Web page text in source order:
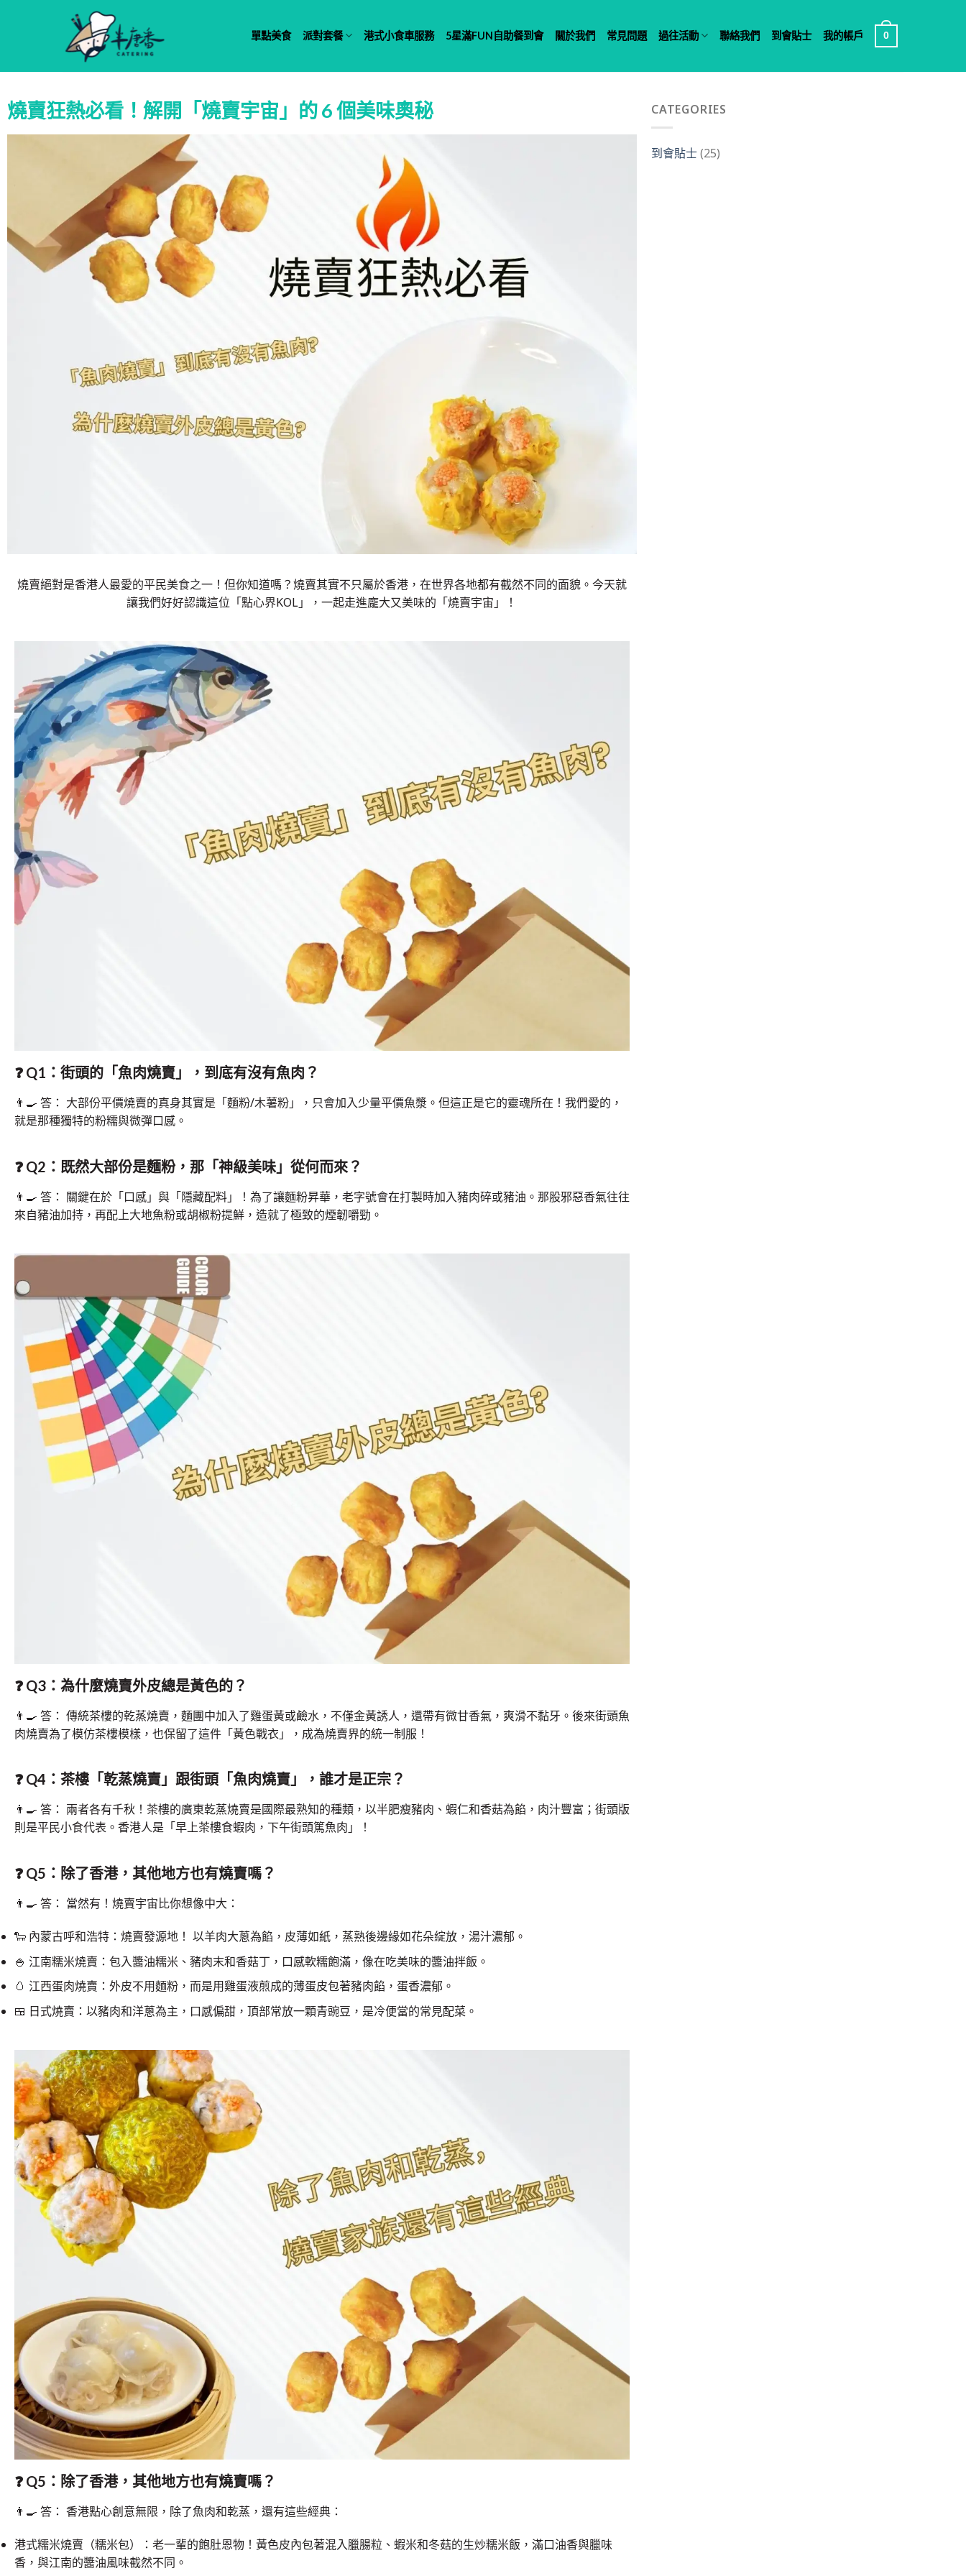
單點美食 派對套餐 港式小食車服務 5星滿FUN自助餐到會 關於我們 常見問題 過往活動 聯絡我們 到會貼士 我的帳戶 0
燒賣狂熱必看！解開「燒賣宇宙」的 6 個美味奧秘
燒賣絕對是香港人最愛的平民美食之一！但你知道嗎？燒賣其實不只屬於香港，在世界各地都有截然不同的面貌。今天就
讓我們好好認識這位「點心界KOL」，一起走進龐大又美味的「燒賣宇宙」！
❓ Q1：街頭的「魚肉燒賣」，到底有沒有魚肉？
👨 答： 大部份平價燒賣的真身其實是「麵粉/木薯粉」，只會加入少量平價魚漿。但這正是它的靈魂所在！我們愛的，
就是那種獨特的粉糯與微彈口感。
❓ Q2：既然大部份是麵粉，那「神級美味」從何而來？
👨 答： 關鍵在於「口感」與「隱藏配料」！為了讓麵粉昇華，老字號會在打製時加入豬肉碎或豬油。那股邪惡香氣往往
來自豬油加持，再配上大地魚粉或胡椒粉提鮮，造就了極致的煙韌嚼勁。
❓ Q3：為什麼燒賣外皮總是黃色的？
👨 答： 傳統茶樓的乾蒸燒賣，麵團中加入了雞蛋黃或鹼水，不僅金黃誘人，還帶有微甘香氣，爽滑不黏牙。後來街頭魚
肉燒賣為了模仿茶樓模樣，也保留了這件「黃色戰衣」，成為燒賣界的統一制服！
❓ Q4：茶樓「乾蒸燒賣」跟街頭「魚肉燒賣」，誰才是正宗？
👨 答： 兩者各有千秋！茶樓的廣東乾蒸燒賣是國際最熟知的種類，以半肥瘦豬肉、蝦仁和香菇為餡，肉汁豐富；街頭版
則是平民小食代表。香港人是「早上茶樓食蝦肉，下午街頭篤魚肉」！
❓ Q5：除了香港，其他地方也有燒賣嗎？
👨 答： 當然有！燒賣宇宙比你想像中大：
🐑 內蒙古呼和浩特：燒賣發源地！ 以羊肉大蔥為餡，皮薄如紙，蒸熟後邊緣如花朵綻放，湯汁濃郁。
🍚 江南糯米燒賣：包入醬油糯米、豬肉末和香菇丁，口感軟糯飽滿，像在吃美味的醬油拌飯。
🥚 江西蛋肉燒賣：外皮不用麵粉，而是用雞蛋液煎成的薄蛋皮包著豬肉餡，蛋香濃郁。
🍱 日式燒賣：以豬肉和洋蔥為主，口感偏甜，頂部常放一顆青豌豆，是冷便當的常見配菜。
❓ Q5：除了香港，其他地方也有燒賣嗎？
👨 答： 香港點心創意無限，除了魚肉和乾蒸，還有這些經典：
港式糯米燒賣（糯米包）：老一輩的飽肚恩物！黃色皮內包著混入臘腸粒、蝦米和冬菇的生炒糯米飯，滿口油香與臘味
香，與江南的醬油風味截然不同。
CATEGORIES
到會貼士(25)